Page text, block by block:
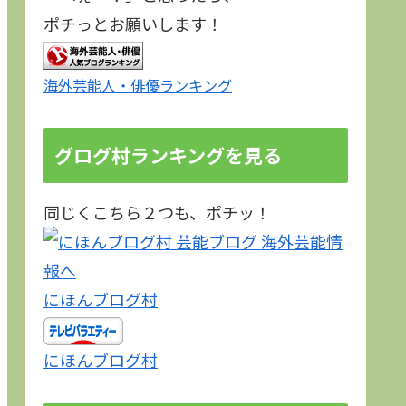
ポチっとお願いします！
海外芸能人・俳優ランキング
グログ村ランキングを見る
同じくこちら２つも、ポチッ！
にほんブログ村
にほんブログ村